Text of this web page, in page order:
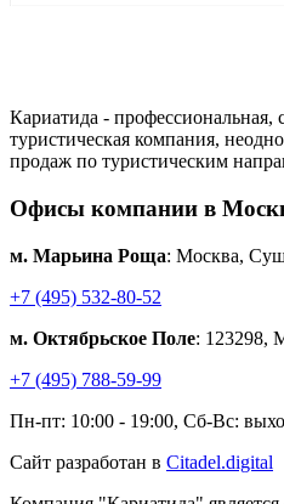
Кариатида - профессиональная,
туристическая компания,
продаж по туристическим
Офисы компании в
м. Марьина Роща: Москва,
+7 (495) 532-80-52
м. Октябрьское Поле: 123298,
+7 (495) 788-59-99
Пн-пт: 10:00 - 19:00, Сб-Вс:
Сайт разработан в Citadel.digital